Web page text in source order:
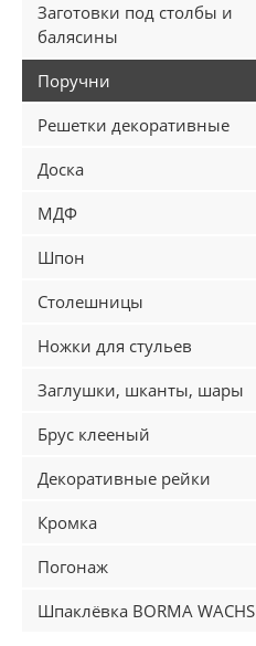
Заготовки под столбы и
балясины
Поручни
Решетки декоративные
Доска
МДФ
Шпон
Столешницы
Ножки для стульев
Заглушки, шканты, шары
Брус клееный
Декоративные рейки
Кромка
Погонаж
Шпаклёвка BORMA WACHS